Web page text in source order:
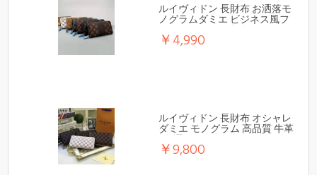
ルイヴィドン 長財布 お洒落モ
ノグラムダミエ ビジネス風フ
ァスナー付き、小銭やカード
に入れ
￥4,990
ルイヴィドン 長財布 オシャレ
ダミエ モノグラム 高品質 牛革
5色選べ
￥9,800